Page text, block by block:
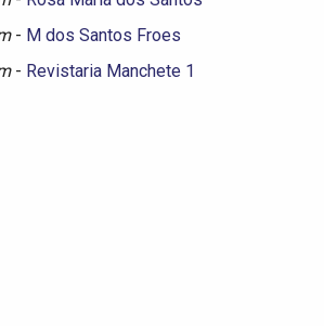
- M dos Santos Froes
- Revistaria Manchete 1